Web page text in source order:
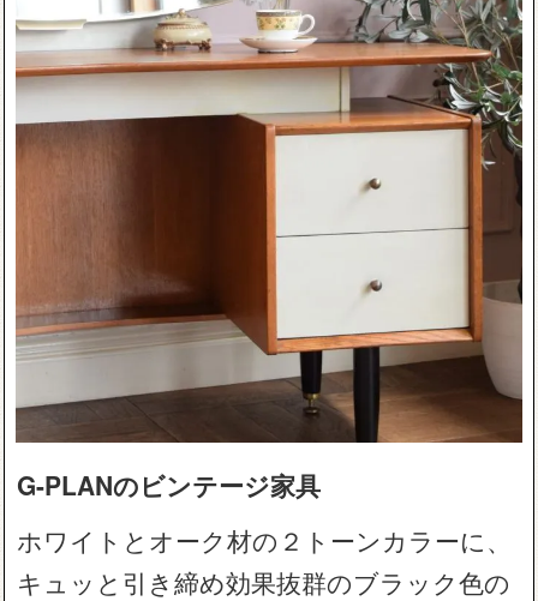
G-PLANのビンテージ家具
ホワイトとオーク材の２トーンカラーに、
キュッと引き締め効果抜群のブラック色の